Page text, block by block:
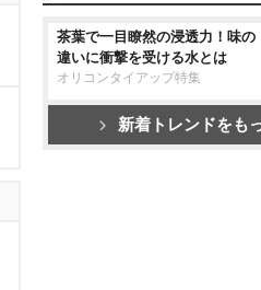
茶葉で一目瞭然の浸透力！味の
違いに衝撃を受ける水とは
オリコンタイアップ特集
新着トレンドをも